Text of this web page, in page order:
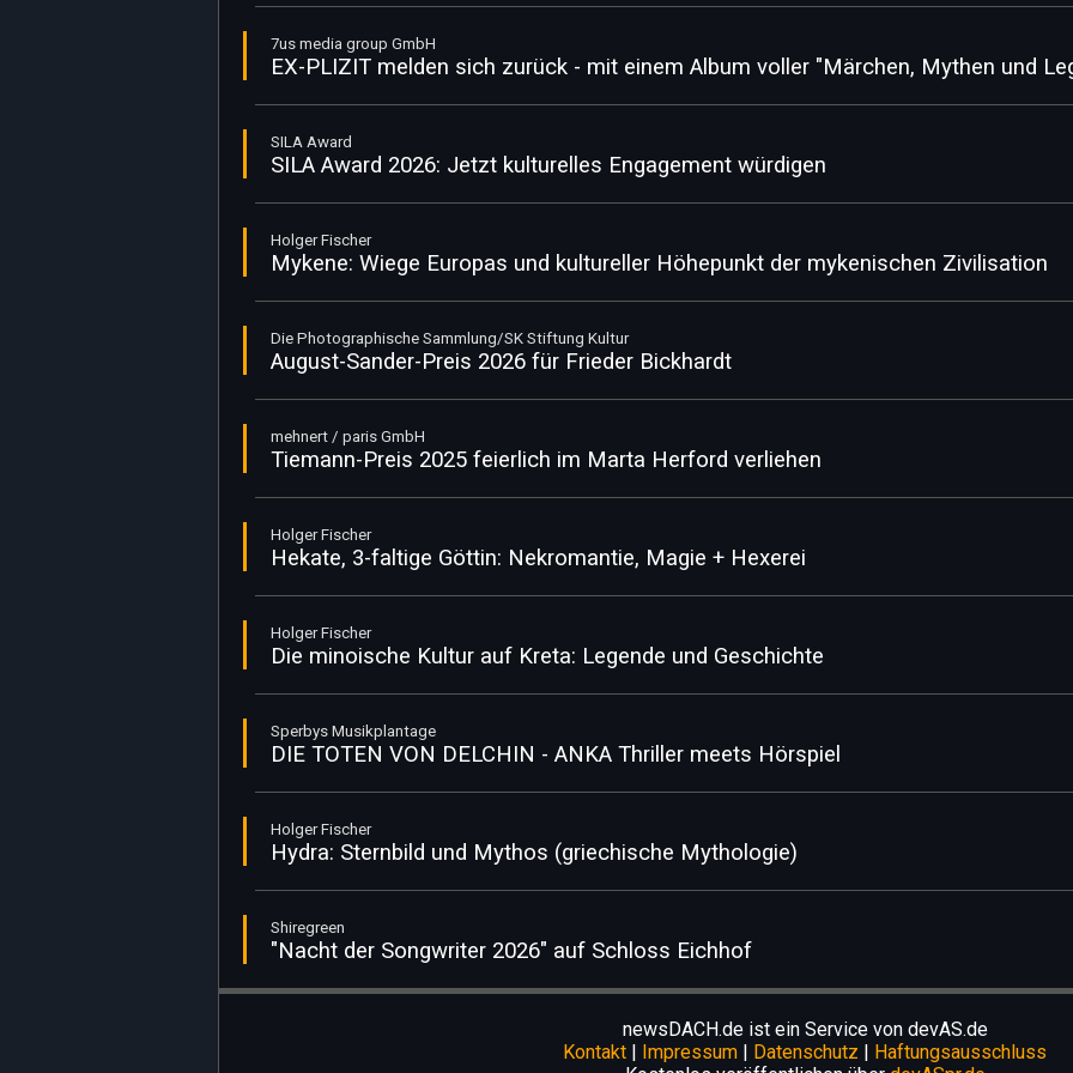
7us media group GmbH
EX-PLIZIT melden sich zurück - mit einem Album voller "Märchen, Mythen und
SILA Award
SILA Award 2026: Jetzt kulturelles Engagement würdigen
Holger Fischer
Mykene: Wiege Europas und kultureller Höhepunkt der mykenischen Zivilisation
Die Photographische Sammlung/SK Stiftung Kultur
August-Sander-Preis 2026 für Frieder Bickhardt
mehnert / paris GmbH
Tiemann-Preis 2025 feierlich im Marta Herford verliehen
Holger Fischer
Hekate, 3-faltige Göttin: Nekromantie, Magie + Hexerei
Holger Fischer
Die minoische Kultur auf Kreta: Legende und Geschichte
Sperbys Musikplantage
DIE TOTEN VON DELCHIN - ANKA Thriller meets Hörspiel
Holger Fischer
Hydra: Sternbild und Mythos (griechische Mythologie)
Shiregreen
"Nacht der Songwriter 2026" auf Schloss Eichhof
newsDACH.de ist ein Service von devAS.de
Kontakt | Impressum | Datenschutz | Haftungsausschluss